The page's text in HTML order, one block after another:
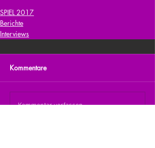
SPIEL 2017
Berichte
Interviews
Kommentare
Kommentar verfassen...